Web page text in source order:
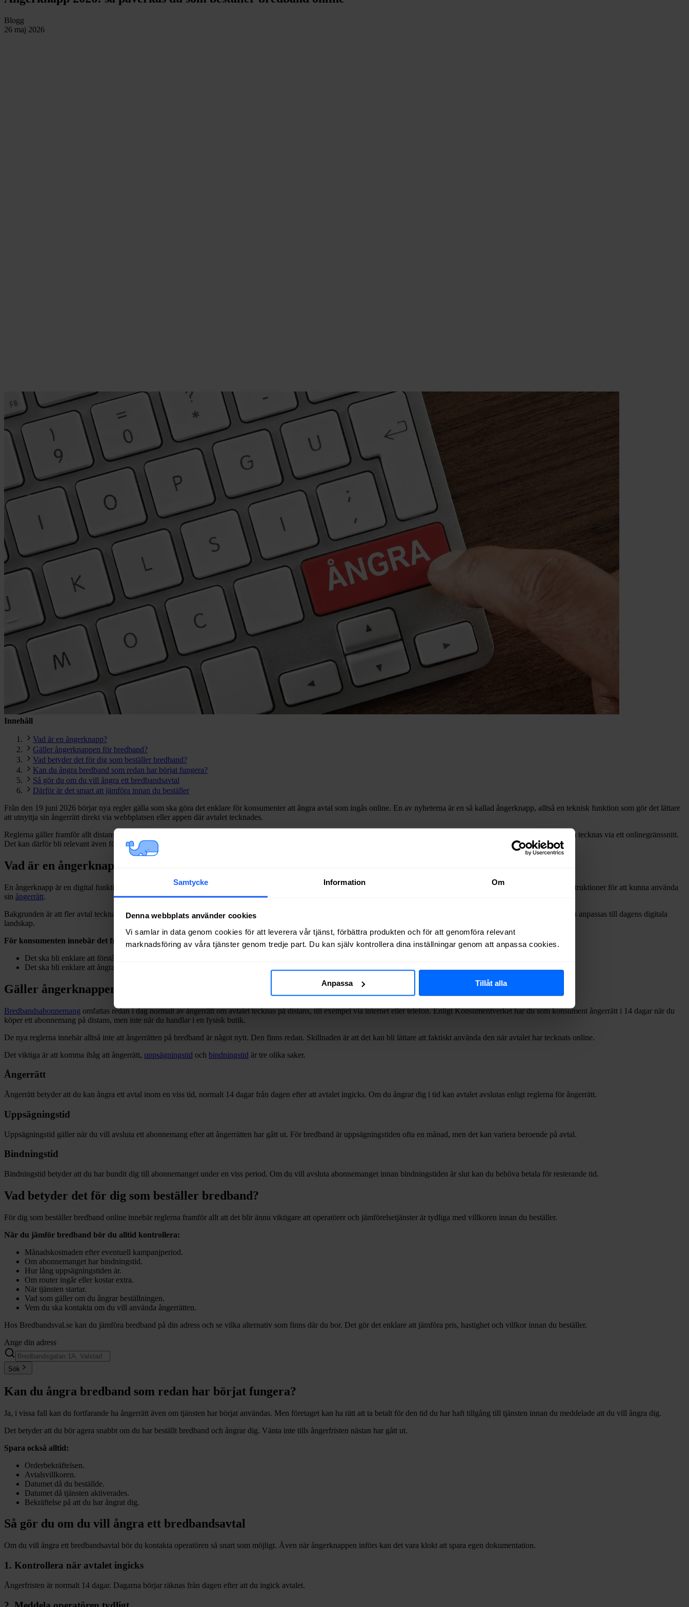
Samtycke Information Om
Denna webbplats använder cookies
Vi samlar in data genom cookies för att leverera vår tjänst, förbättra produkten och för att genomföra relevant
marknadsföring av våra tjänster genom tredje part. Du kan själv kontrollera dina inställningar genom att anpassa cookies.
Anpassa Tillåt alla
Blogg
26 maj 2026
Innehåll
Vad är en ångerknapp?
Gäller ångerknappen för bredband?
Vad betyder det för dig som beställer bredband?
Kan du ångra bredband som redan har börjat fungera?
Så gör du om du vill ångra ett bredbandsavtal
Därför är det smart att jämföra innan du beställer
Från den 19 juni 2026 börjar nya regler gälla som ska göra det enklare för konsumenter att ångra avtal som ingås online. En av nyheterna är en så kallad ångerknapp, alltså en teknisk funktion som gör det lättare
att utnyttja sin ångerrätt direkt via webbplatsen eller appen där avtalet tecknades.
Reglerna gäller framför allt distansavtal om finansiella tjänster, men ångerknappen ska även kunna omfatta andra varor och tjänster som redan i dag omfattas av ångerrätt och som tecknas via ett onlinegränssnitt.
Det kan därför bli relevant även för dig sombeställer bredband på nätet
Vad är en ångerknapp?
En ångerknapp är en digital funktion som ska göra det enklare att ångra ett avtal online. Tanken är att konsumenten inte ska behöva leta efter kontaktuppgifter, blanketter eller instruktioner för att kunna använda
sin ångerrätt.
Bakgrunden är att fler avtal tecknas digitalt. Riksdagen har antagit regeringens förslag om ett starkare konsumentskydd vid distansavtal, där reglerna om ångerrätt och information anpassas till dagens digitala
landskap.
För konsumenten innebär det framför allt två saker:
Det ska bli enklare att förstå vad man ingår för avtal.
Det ska bli enklare att ångra ett avtal som omfattas av ångerrätt.
Gäller ångerknappen för bredband?
Bredbandsabonnemang omfattas redan i dag normalt av ångerrätt om avtalet tecknas på distans, till exempel via internet eller telefon. Enligt Konsumentverket har du som konsument ångerrätt i 14 dagar när du
köper ett abonnemang på distans, men inte när du handlar i en fysisk butik.
De nya reglerna innebär alltså inte att ångerrätten på bredband är något nytt. Den finns redan. Skillnaden är att det kan bli lättare att faktiskt använda den när avtalet har tecknats online.
Det viktiga är att komma ihåg att ångerrätt, uppsägningstid och bindningstid är tre olika saker.
Ångerrätt
Ångerrätt betyder att du kan ångra ett avtal inom en viss tid, normalt 14 dagar från dagen efter att avtalet ingicks. Om du ångrar dig i tid kan avtalet avslutas enligt reglerna för ångerrätt.
Uppsägningstid
Uppsägningstid gäller när du vill avsluta ett abonnemang efter att ångerrätten har gått ut. För bredband är uppsägningstiden ofta en månad, men det kan variera beroende på avtal.
Bindningstid
Bindningstid betyder att du har bundit dig till abonnemanget under en viss period. Om du vill avsluta abonnemanget innan bindningstiden är slut kan du behöva betala för resterande tid.
Vad betyder det för dig som beställer bredband?
För dig som beställer bredband online innebär reglerna framför allt att det blir ännu viktigare att operatörer och jämförelsetjänster är tydliga med villkoren innan du beställer.
När du jämför bredband bör du alltid kontrollera:
Månadskostnaden efter eventuell kampanjperiod.
Om abonnemanget har bindningstid.
Hur lång uppsägningstiden är.
Om router ingår eller kostar extra.
När tjänsten startar.
Vad som gäller om du ångrar beställningen.
Vem du ska kontakta om du vill använda ångerrätten.
Hos Bredbandsval.se kan du jämföra bredband på din adress och se vilka alternativ som finns där du bor. Det gör det enklare att jämföra pris, hastighet och villkor innan du beställer.
Ange din adress
Sök
Kan du ångra bredband som redan har börjat fungera?
Ja, i vissa fall kan du fortfarande ha ångerrätt även om tjänsten har börjat användas. Men företaget kan ha rätt att ta betalt för den tid du har haft tillgång till tjänsten innan du meddelade att du vill ångra dig.
Det betyder att du bör agera snabbt om du har beställt bredband och ångrar dig. Vänta inte tills ångerfristen nästan har gått ut.
Spara också alltid:
Orderbekräftelsen.
Avtalsvillkoren.
Datumet då du beställde.
Datumet då tjänsten aktiverades.
Bekräftelse på att du har ångrat dig.
Så gör du om du vill ångra ett bredbandsavtal
Om du vill ångra ett bredbandsavtal bör du kontakta operatören så snart som möjligt. Även när ångerknappen införs kan det vara klokt att spara egen dokumentation.
1. Kontrollera när avtalet ingicks
Ångerfristen är normalt 14 dagar. Dagarna börjar räknas från dagen efter att du ingick avtalet.